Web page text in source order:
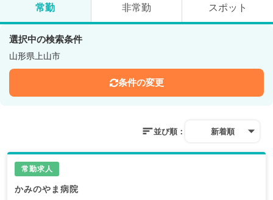
常勤 非常勤 スポット
選択中の検索条件
山形県上山市
条件の変更
並び順： 新着順
常勤求人
かみのやま病院